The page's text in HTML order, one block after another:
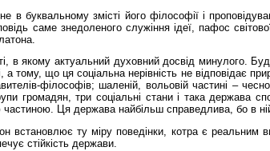
в буквальному змісті його філософії і
саме знедоленого служіння ідеї, пафос
в якому актуальний духовний досвід минулого.
тому, що ця соціальна нерівність не відповідає
філософів; шаленій, вольовій частині –
громадян, три соціальні стани і така
Ця держава найбільш справедлива, бо в
встановлює ту міру поведінки, котра є
стійкість держави.